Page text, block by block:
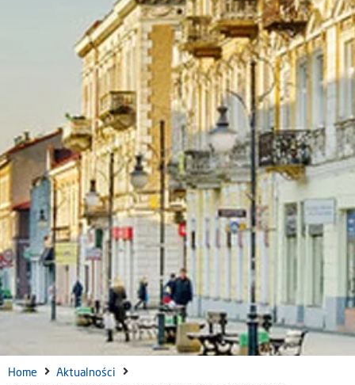
Home
Aktualności